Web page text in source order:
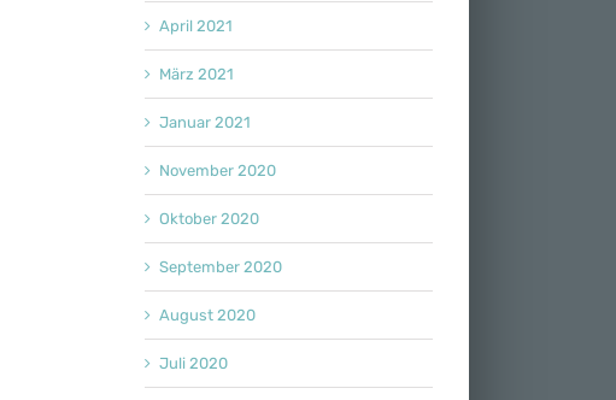
April 2021
März 2021
Januar 2021
November 2020
Oktober 2020
September 2020
August 2020
Juli 2020